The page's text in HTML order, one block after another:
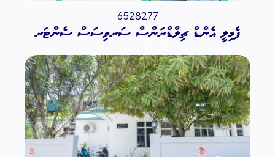
6528277
ފެމިލީ އެންޑް ޗިލްޑްރަންސް ސަރވިސަސް ސެންޓަރ